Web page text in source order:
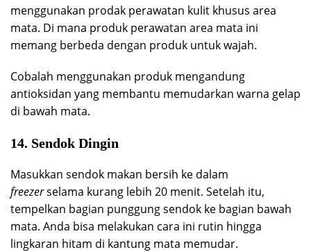
menggunakan prodak perawatan kulit khusus area
mata. Di mana produk perawatan area mata ini
memang berbeda dengan produk untuk wajah.
Cobalah menggunakan produk mengandung
antioksidan yang membantu memudarkan warna gelap
di bawah mata.
14. Sendok Dingin
Masukkan sendok makan bersih ke dalam
freezerselama kurang lebih 20 menit. Setelah itu,
tempelkan bagian punggung sendok ke bagian bawah
mata. Anda bisa melakukan cara ini rutin hingga
lingkaran hitam di kantung mata memudar.